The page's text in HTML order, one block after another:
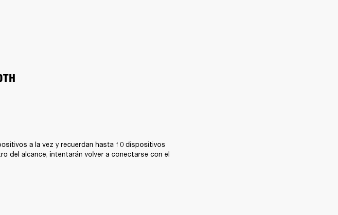
a la vez y recuerdan hasta 10 dispositivos
del alcance, intentarán volver a conectarse con el